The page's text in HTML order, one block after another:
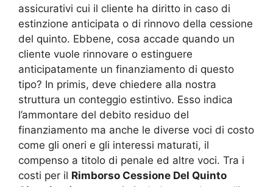
assicurativi cui il cliente ha diritto in caso di
estinzione anticipata o di rinnovo della cessione
del quinto. Ebbene, cosa accade quando un
cliente vuole rinnovare o estinguere
anticipatamente un finanziamento di questo
tipo? In primis, deve chiedere alla nostra
struttura un conteggio estintivo. Esso indica
l’ammontare del debito residuo del
finanziamento ma anche le diverse voci di costo
come gli oneri e gli interessi maturati, il
compenso a titolo di penale ed altre voci. Tra i
costi per il Rimborso Cessione Del Quinto